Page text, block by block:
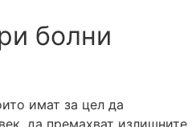
болни
имат за цел да
да премахват излишните